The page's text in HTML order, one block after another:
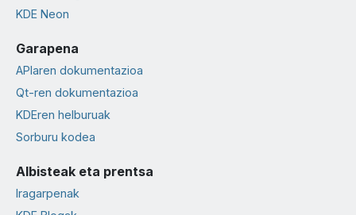
KDE Neon
Garapena
APIaren dokumentazioa
Qt-ren dokumentazioa
KDEren helburuak
Sorburu kodea
Albisteak eta prentsa
Iragarpenak